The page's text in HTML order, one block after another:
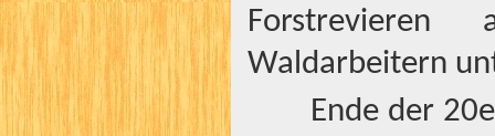
Forstrevieren
Waldarbeitern
Ende der